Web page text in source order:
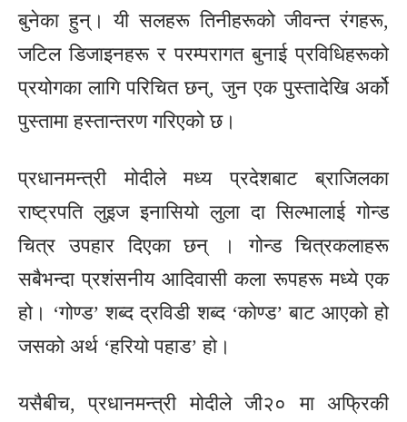
बुनेका हुन्। यी सलहरू तिनीहरूको जीवन्त रंगहरू,
जटिल डिजाइनहरू र परम्परागत बुनाई प्रविधिहरूको
प्रयोगका लागि परिचित छन्, जुन एक पुस्तादेखि अर्को
पुस्तामा हस्तान्तरण गरिएको छ।
प्रधानमन्त्री मोदीले मध्य प्रदेशबाट ब्राजिलका
राष्ट्रपति लुइज इनासियो लुला दा सिल्भालाई गोन्ड
चित्र उपहार दिएका छन् । गोन्ड चित्रकलाहरू
सबैभन्दा प्रशंसनीय आदिवासी कला रूपहरू मध्ये एक
हो। ‘गोण्ड’ शब्द द्रविडी शब्द ‘कोण्ड’ बाट आएको हो
जसको अर्थ ‘हरियो पहाड’ हो।
यसैबीच, प्रधानमन्त्री मोदीले जी२० मा अफ्रिकी